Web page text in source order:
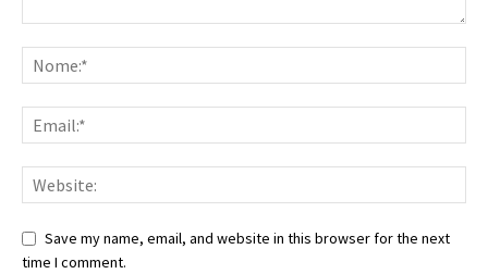
Save my name, email, and website in this browser for the next
time I comment.